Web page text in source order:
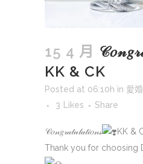
15 4 月
KK & CK
Posted at 06:10h in 愛
3
Likes Share
𝒞𝑜𝓃𝑔𝓇𝒶𝓉𝓊𝓁𝒶𝓉𝒾𝑜𝓃𝓈
KK &
Thank you for choosing